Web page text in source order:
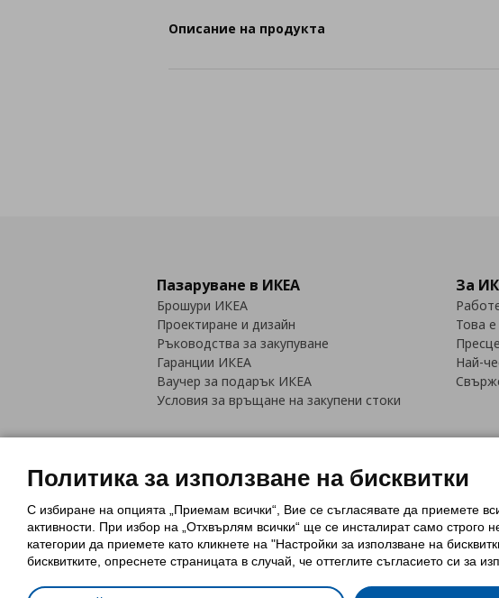
Описание на продукта
Пазаруване в ИКЕА
Брошури ИКЕА
Проектиране и дизайн
Ръководства за закупуване
Гаранции ИКЕА
Ваучер за подарък ИКЕА
Условия за връщане на закупени стоки
За
Това
Най-
Политика за използване на бисквитки (Cookies)
Обща политика за личните данни
Политика за
Политика за защита на лични данни на програма
Политика за използване на бисквитки
С избиране на опцията „Приемам всички“, Вие се съгласявате да приемете
активности. При избор на „Отхвърлям всички“ ще се инсталират само
категории да приемете като кликнете на "Настройки за използване на
бисквитките, опреснете страницата в случай, че оттеглите съгласието си за